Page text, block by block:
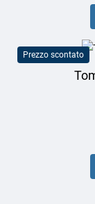
Prezzo scontato